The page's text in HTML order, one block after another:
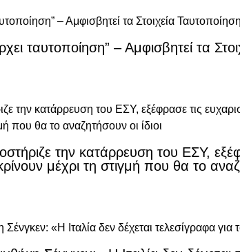
ταυτοποίηση” – Αμφισβητεί τα
την κατάρρευση του ΕΣΥ,
μέχρι τη στιγμή που θα το